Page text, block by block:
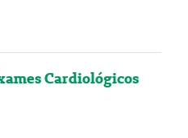
Cardiológicos